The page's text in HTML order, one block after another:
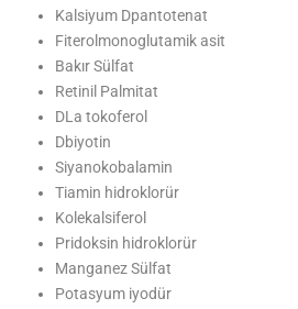
Kalsiyum Dpantotenat
Fiterolmonoglutamik asit
Bakır Sülfat
Retinil Palmitat
DLa tokoferol
Dbiyotin
Siyanokobalamin
Tiamin hidroklorür
Kolekalsiferol
Pridoksin hidroklorür
Manganez Sülfat
Potasyum iyodür